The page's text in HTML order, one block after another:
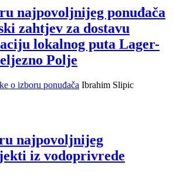
najpovoljnijeg ponuđača
zahtjev za dostavu
lokalnog puta Lager-
Polje
o izboru ponuđača Ibrahim Slipic
najpovoljnijeg
iz vodoprivrede